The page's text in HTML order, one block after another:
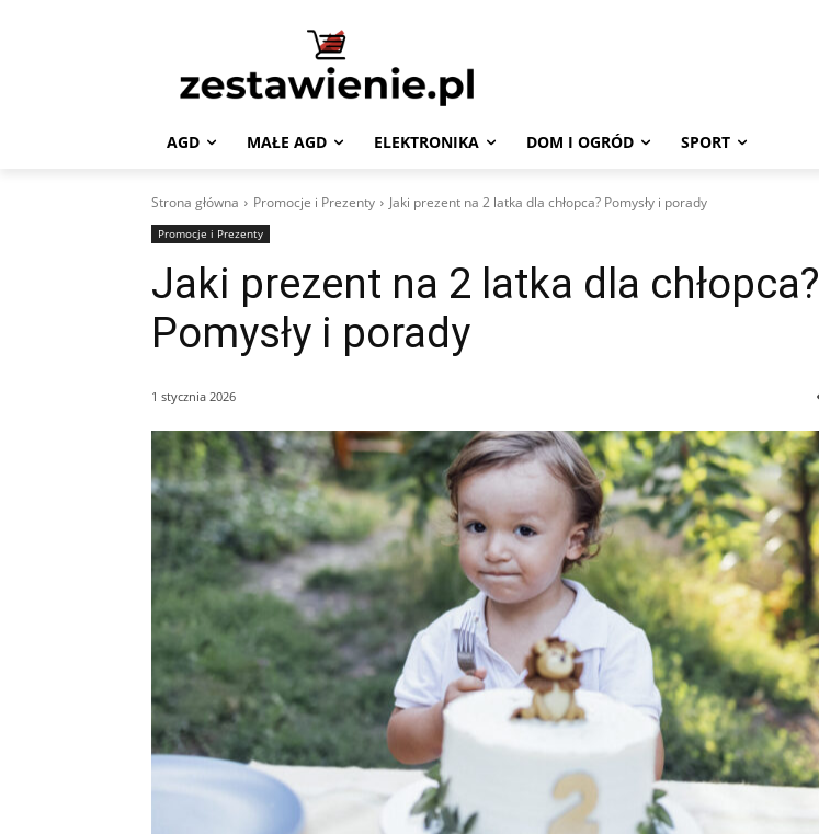
AGD MAŁE AGD ELEKTRONIKA DOM I OGRÓD SPORT
Strona główna Promocje i Prezenty Jaki prezent na 2 latka dla chłopca? Pomysły i porady
Promocje i Prezenty
Jaki prezent na 2 latka dla chłopca?
Pomysły i porady
1 stycznia 2026